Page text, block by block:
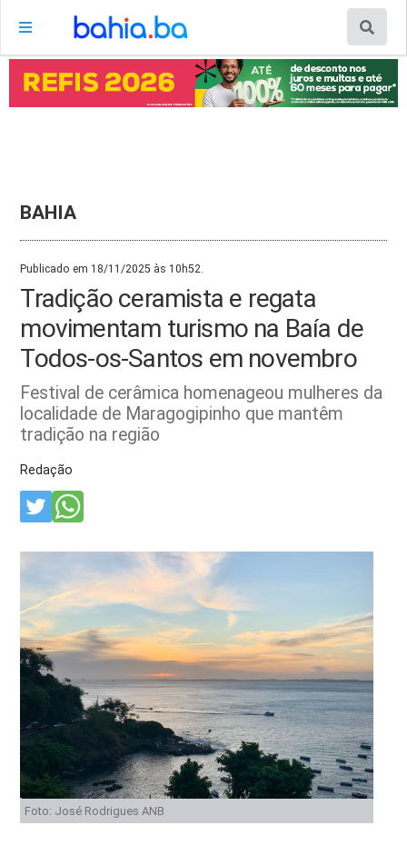
BAHIA
Publicado em 18/11/2025 às 10h52.
Tradição ceramista e regata
movimentam turismo na Baía de
Todos-os-Santos em novembro
Festival de cerâmica homenageou mulheres da
localidade de Maragogipinho que mantêm
tradição na região
Redação
Foto: José Rodrigues ANB